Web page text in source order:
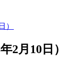
）
2月10日）